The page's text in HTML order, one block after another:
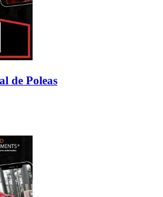
de Poleas